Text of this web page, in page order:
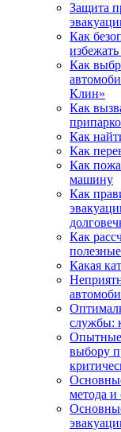
Защита
Как
Как
Клин»
Как
Как
Как
Как
машину
Как
Как
Какая
службы:
Опытные
выбору
метода и